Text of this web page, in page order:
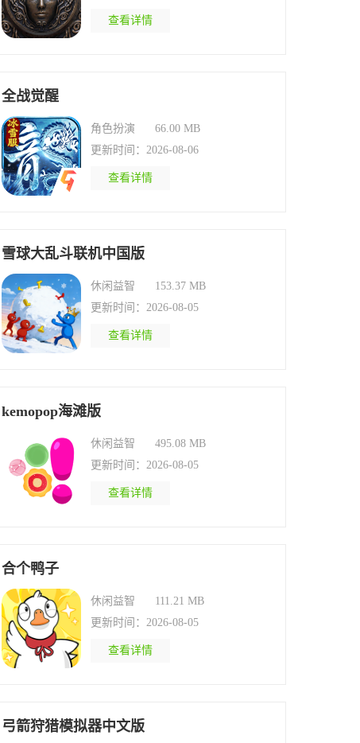
查看详情
全战觉醒
角色扮演
66.00 MB
更新时间：2026-08-06
查看详情
雪球大乱斗联机中国版
休闲益智
153.37 MB
更新时间：2026-08-05
查看详情
kemopop海滩版
休闲益智
495.08 MB
更新时间：2026-08-05
查看详情
合个鸭子
休闲益智
111.21 MB
更新时间：2026-08-05
查看详情
弓箭狩猎模拟器中文版